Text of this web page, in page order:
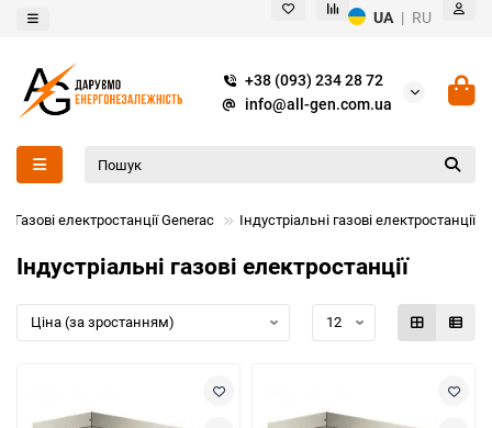
UA | RU
+38 (093) 234 28 72
info@all-gen.com.ua
Газові електростанції Generac Індустріальні газові електростанції
Індустріальні газові електростанції